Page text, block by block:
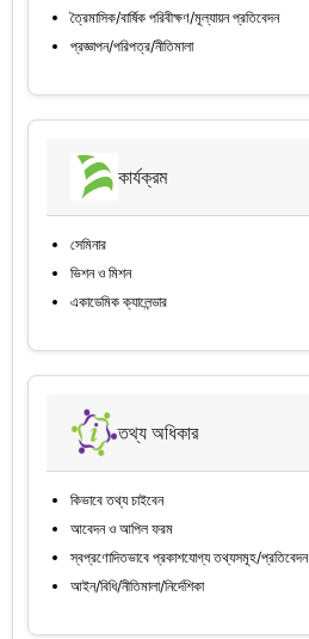
ত্রৈমাসিক/বার্ষিক পরিবীক্ষণ/মূল্যায়ন প্রতিবেদন
প্রজ্ঞাপন/পরিপত্র/নীতিমালা
কার্যক্রম
সেমিনার
ভিশন ও মিশন
একাডেমিক ক্যালেন্ডার
তথ্য অধিকার
কিভাবে তথ্য চাইবেন
আবেদন ও আপিল ফরম
স্বপ্রণোদিতভাবে প্রকাশযোগ্য তথ্যসমূহ/প্রতিবেদন
আইন/বিধি/নীতিমালা/নির্দেশিকা